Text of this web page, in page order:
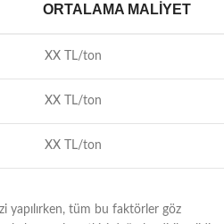
ORTALAMA MALIYET
XX TL/ton
XX TL/ton
XX TL/ton
yapılırken, tüm bu faktörler göz